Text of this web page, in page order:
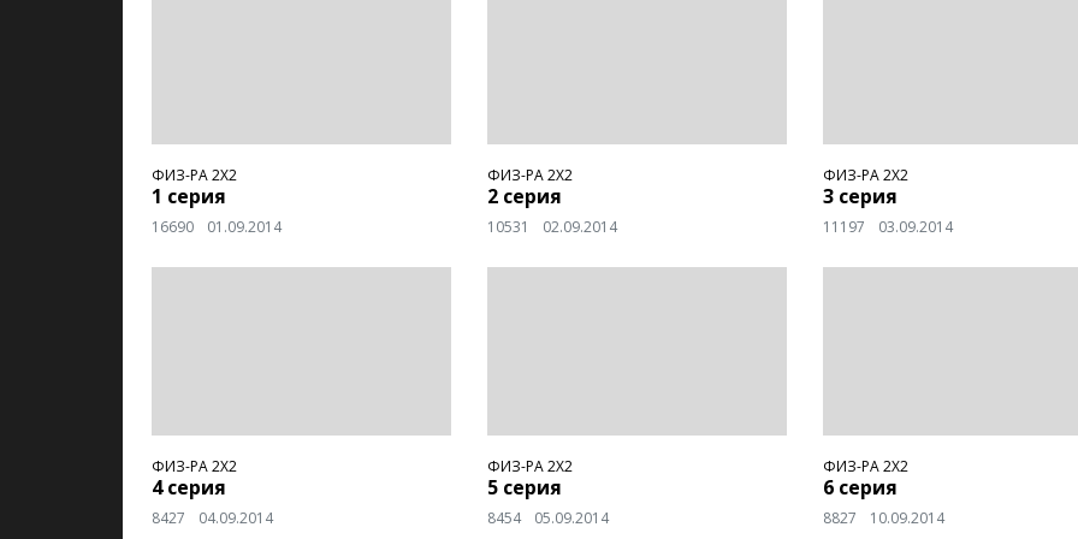
ФИЗ-РА 2Х2
1 серия
16690 01.09.2014
ФИЗ-РА 2Х2
2 серия
10531 02.09.2014
ФИЗ-РА 2Х2
3 серия
11197 03.09.2014
ФИЗ-РА 2Х2
4 серия
8427 04.09.2014
ФИЗ-РА 2Х2
5 серия
8454 05.09.2014
ФИЗ-РА 2Х2
6 серия
8827 10.09.2014